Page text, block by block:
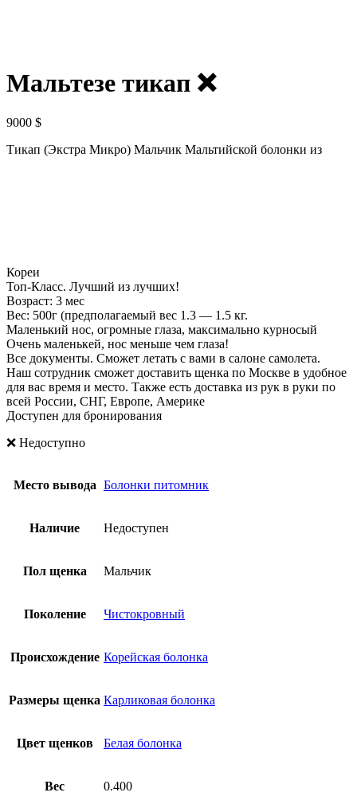
Мальтезе тикап ❌
9000 $
Тикап (Экстра Микро) Мальчик Мальтийской болонки из
Кореи
Топ-Класс. Лучший из лучших!
Возраст: 3 мес
Вес: 500г (предполагаемый вес 1.3 — 1.5 кг.
Маленький нос, огромные глаза, максимально курносый
Очень маленькей, нос меньше чем глаза!
Все документы. Сможет летать с вами в салоне самолета.
Наш сотрудник сможет доставить щенка по Москве в удобное
для вас время и место. Также есть доставка из рук в руки по
всей России, СНГ, Европе, Америке
Доступен для бронирования
❌ Недоступно
Место вывода Болонки питомник
Наличие Недоступен
Пол щенка Мальчик
Поколение Чистокровный
Происхождение Корейская болонка
Размеры щенка Карликовая болонка
Цвет щенков Белая болонка
Вес 0.400